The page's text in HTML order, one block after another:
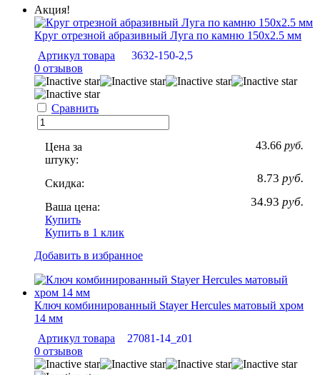
Акция!
Круг отрезной абразивный Луга по камню 150х2.5 мм
Артикул товара
3632-150-2,5
0 отзывов
Сравнить
Цена за
штуку:
43.66 руб.
Скидка: 8.73 руб.
Ваша цена: 34.93 руб.
Купить
Купить в 1 клик
Добавить в избранное
Ключ комбинированный Stayer Hercules матовый хром
14 мм
Артикул товара
27081-14_z01
0 отзывов